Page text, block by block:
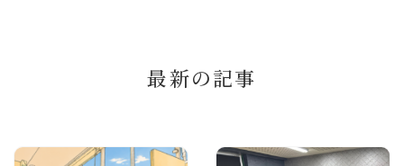
最新の記事